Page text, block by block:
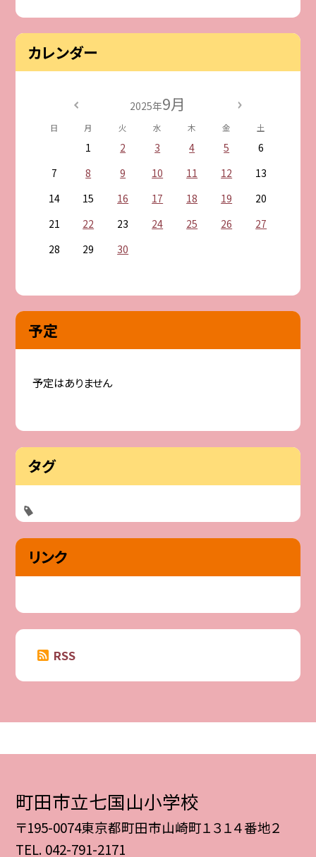
カレンダー
2025年9月
日 月 火 水 木 金 土
1 2 3 4 5
6
7
8 9 10 11 12
13
14
15 16 17 18 19
20
21
22 23 24 25 26
27
28
29 30
予定
予定はありません
タグ
リンク
RSS
町田市立七国山小学校
〒195-0074東京都町田市山崎町１３１４番地２
TEL. 042-791-2171